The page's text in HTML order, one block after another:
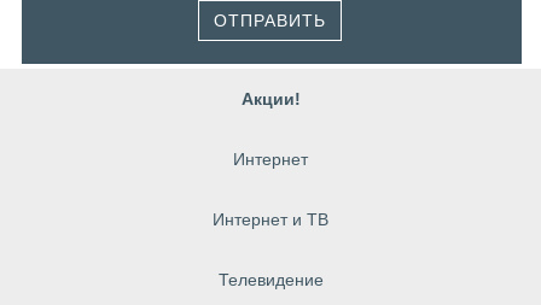
ОТПРАВИТЬ
Акции!
Интернет
Интернет и ТВ
Телевидение